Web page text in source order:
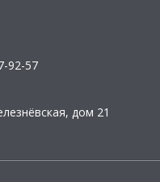
92-57
дом 21